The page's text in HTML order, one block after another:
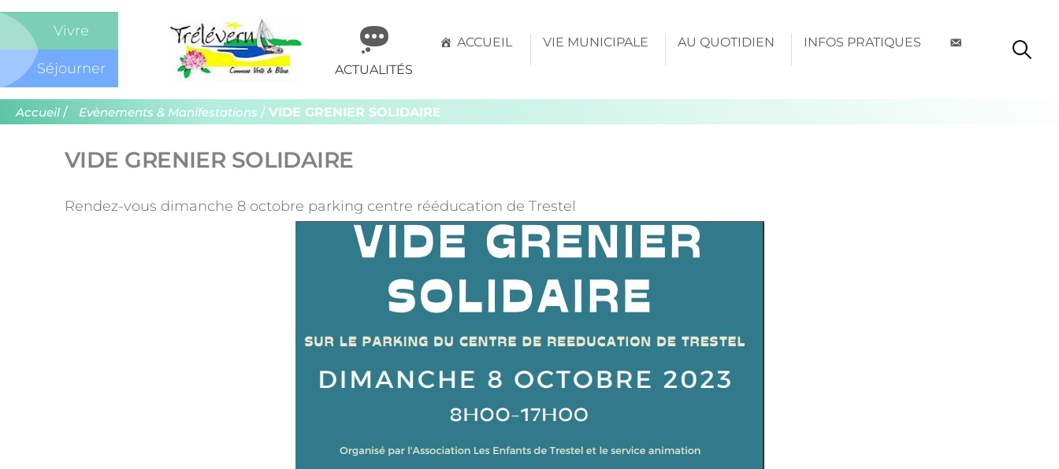
Vivre
Séjourner
Commune
Trélévern
ACTUALITÉS
ACCUEIL VIE MUNICIPALE AU QUOTIDIEN INFOS PRATIQUES
Accueil / Evènements & Manifestations / VIDE GRENIER SOLIDAIRE
VIDE GRENIER SOLIDAIRE
Rendez-vous dimanche 8 octobre parking centre rééducation de Trestel